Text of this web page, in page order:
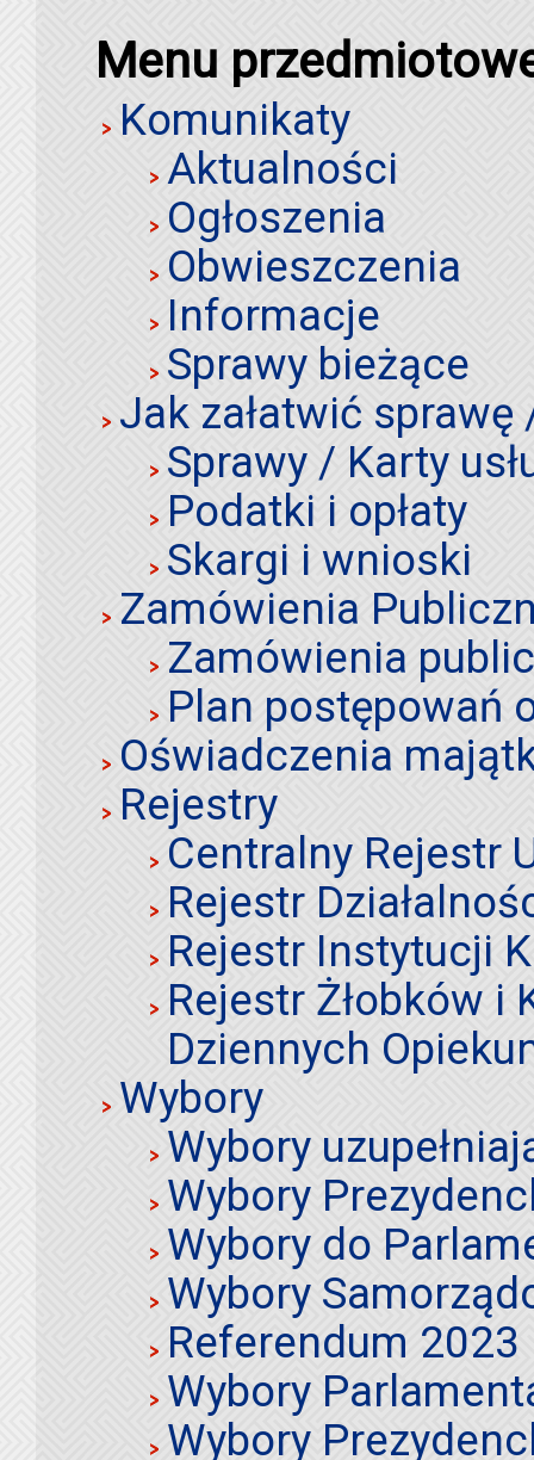
Menu
Komunikaty
Aktualności
Ogłoszenia
Obwieszczenia
Informacje
Sprawy bieżące
Jak załatwić sprawę
Sprawy / Karty
Podatki i opłaty
Skargi i wnioski
Zamówienia
Zamówienia
Plan postępowań
Oświadczenia
Rejestry
Centralny Rejestr
Rejestr
Rejestr Instytucji
Rejestr Żłobków i
Dziennych
Wybory
Wybory
Wybory
Wybory do
Wybory
Referendum 2023
Wybory
Wybory